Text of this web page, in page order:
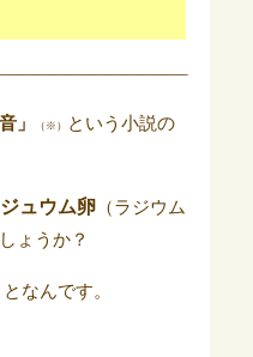
」 （※）
という小説の
ュウム卵（ラジウム
ょうか？
なんです。